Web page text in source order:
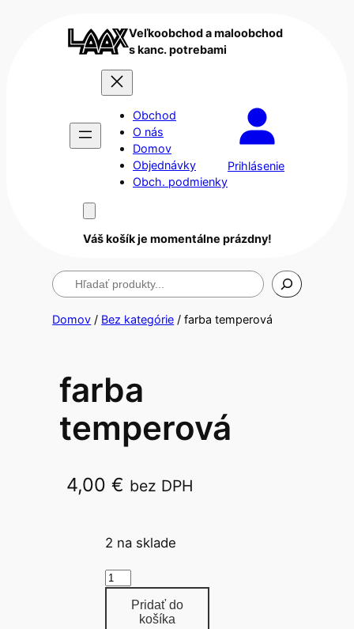
Veľkoobchod a maloobchod
s kanc. potrebami
Obchod
O nás
Domov
Objednávky
Obch. podmienky
Prihlásenie
Váš košík je momentálne prázdny!
Hľadanie
Domov / Bez kategórie / farba temperová
farba
temperová
4,00€ bez DPH
2 na sklade
m
Pridať do
košíka